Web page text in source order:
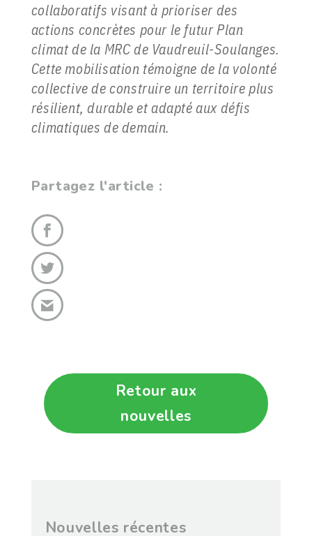
collaboratifs visant à prioriser des
actions concrètes pour le futur Plan
climat de la MRC de Vaudreuil-Soulanges.
Cette mobilisation témoigne de la volonté
collective de construire un territoire plus
résilient, durable et adapté aux défis
climatiques de demain.
Partagez l'article :
Retour aux
nouvelles
Nouvelles récentes